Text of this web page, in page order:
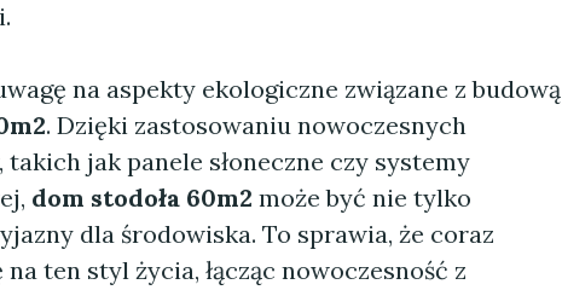
na aspekty ekologiczne związane z budową
. Dzięki zastosowaniu nowoczesnych
jak panele słoneczne czy systemy
dom stodoła 60m2 może być nie tylko
dla środowiska. To sprawia, że coraz
ten styl życia, łącząc nowoczesność z